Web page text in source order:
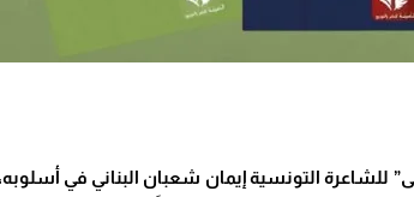
التونسية إيمان شعبان البناني في